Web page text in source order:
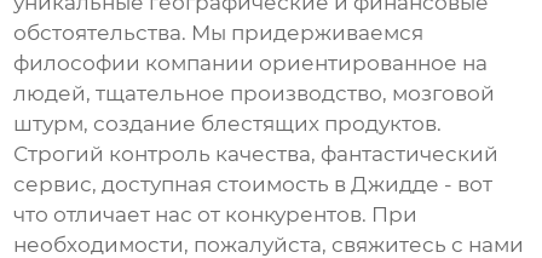
обстоятельства. Мы придерживаемся
философии компании ориентированное на
людей, тщательное производство, мозговой
штурм, создание блестящих продуктов.
Строгий контроль качества, фантастический
сервис, доступная стоимость в Джидде - вот
что отличает нас от конкурентов. При
необходимости, пожалуйста, свяжитесь с нами